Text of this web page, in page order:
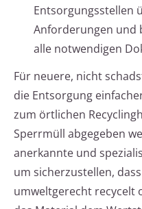
Entsorgungsstellen
Anforderungen und
alle notwendigen
Für neuere, nicht
die Entsorgung
zum örtlichen
Sperrmüll abgegeben
anerkannte und
um sicherzustellen,
umweltgerecht recycelt